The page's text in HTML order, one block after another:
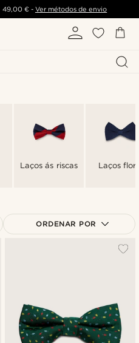
49,00 €- Ver métodos de envio
Laços ás riscas Laços
ORDENAR POR